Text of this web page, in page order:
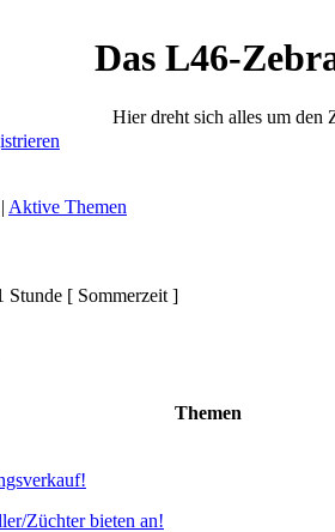
Das L46-
Hier dreht sich alles um den
| Aktive Themen
[ Sommerzeit ]
Themen
Züchter bieten an!